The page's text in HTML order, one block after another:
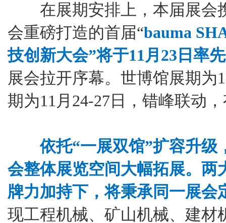
在展期安排上，本届展会
会重磅打造的首届“bauma
技创新大会”将于11月23日率
展会拉开序幕。世博馆展期为
期为11月24-27日，错峰联动
依托“一展双馆”扩容升
会整体展览空间大幅拓展。两
牌力加持下，将秉承同一展会
现工程机械、矿山机械、建材